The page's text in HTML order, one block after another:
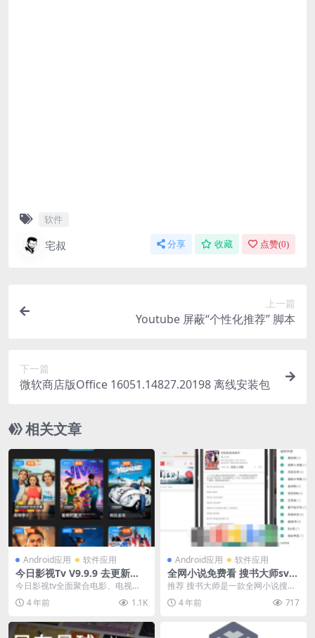
软件
宅叔 分享 收藏 点赞(0)
上一篇
Youtube 屏蔽“个性化推荐” 脚本
下一篇
微软商店版Office 16051.14827.20198 离线安装包
相关文章
Android应用 软件应用
今日影视Tv V9.9.9 去更新免
广告永久版
今日影视tv全面聚合电影、电视
剧、综艺、日韩动漫等各类节目。
汇聚千万视频，新鲜看...
4 年前 1.1K
Android应用 软件应用
全网小说免费看 搜书大师svip
去广告版
推荐 搜书大师是一款全网小说搜索
工具，支持包括七点，创世纪，纵
横，17K等几十个...
4 年前 717